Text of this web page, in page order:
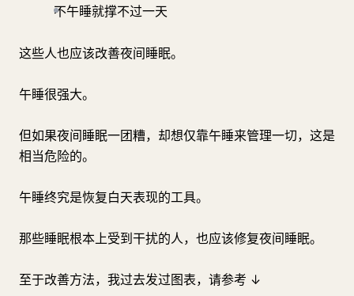
不午睡就撑不过一天
这些人也应该改善夜间睡眠。
午睡很强大。
但如果夜间睡眠一团糟，却想仅靠午睡来管理一切，这是
相当危险的。
午睡终究是恢复白天表现的工具。
那些睡眠根本上受到干扰的人，也应该修复夜间睡眠。
至于改善方法，我过去发过图表，请参考 ↓